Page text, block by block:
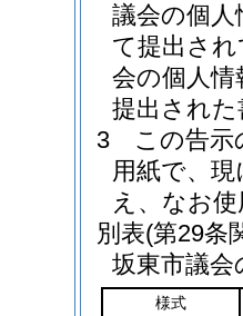
議会の個
て提出さ
会の個人
提出され
3
この告示
用紙で、
え、なお
別表(第29条
坂東市議会
様式